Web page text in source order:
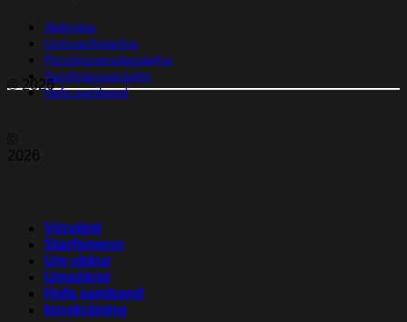
Skilmálar
Umhverfisstefna
Persónuverndarstefna
Samfélagsverkefni
Hafa samband
© 2026
©
2026
Vörulisti
Starfsmenn
Um okkur
Umsóknir
Hafa samband
Innskráning